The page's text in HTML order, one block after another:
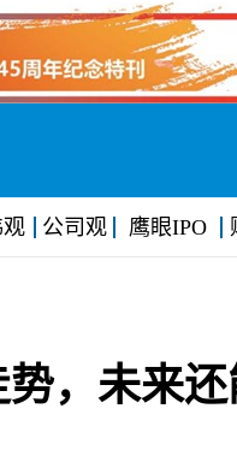
公司观 鹰眼IPO
，未来